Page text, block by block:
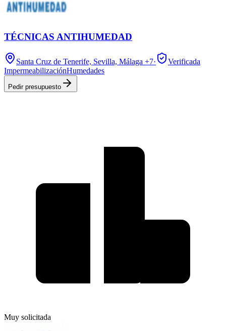
TÉCNICAS ANTIHUMEDAD
Santa Cruz de Tenerife, Sevilla, Málaga +7·
Verificada
ImpermeabilizaciónHumedades
Pedir presupuesto
Muy solicitada